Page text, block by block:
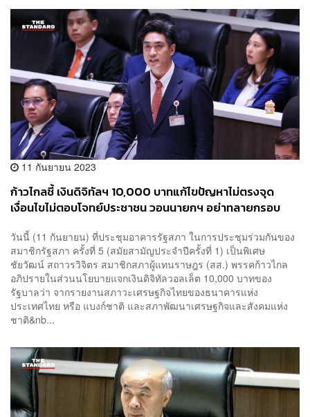
11 กันยายน 2023
ก้าวไกลชี้ เงินดิจิทัลฯ 10,000 บาทแก้ไขปัญหาไม่ตรงจุด
เงื่อนไขไม่ตอบโจทย์ประชาชน วอนนายกฯ อย่าทลายกรอบ
วันนี้ (11 กันยายน) ที่ประชุมอาคารรัฐสภา ในการประชุมร่วมกันของ
สมาชิกรัฐสภา ครั้งที่ 5 (สมัยสามัญประจำปีครั้งที่ 1) เป็นพิเศษ
ชัยวัฒน์ สถาวรวิจิตร สมาชิกสภาผู้แทนราษฎร (สส.) พรรคก้าวไกล
อภิปรายในส่วนนโยบายแจกเงินดิจิทัลวอลเล็ต 10,000 บาทของ
รัฐบาลว่า จากรายงานสภาวะเศรษฐกิจไทยของธนาคารแห่ง
ประเทศไทย หรือ แบงก์ชาติ และสภาพัฒนาเศรษฐกิจและสังคมแห่ง
ชาติ&nb...